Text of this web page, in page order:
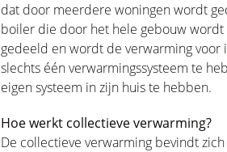
dat door meerdere woningen wordt
boiler die door het hele gebouw
gedeeld en wordt de verwarming
slechts één verwarmingssysteem te
eigen systeem in zijn huis te hebben.
Hoe werkt collectieve verwarming?
De collectieve verwarming bevindt